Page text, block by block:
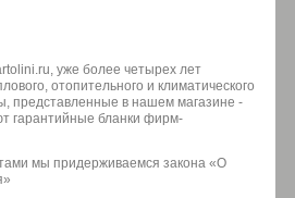
уже более четырех лет
отопительного и климатического
представленные в нашем магазине -
гарантийные бланки фирм-
мы придерживаемся закона «О